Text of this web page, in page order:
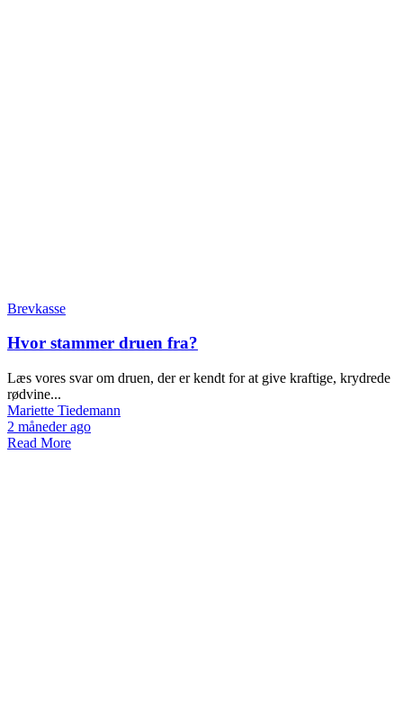
Brevkasse
Hvor stammer druen fra?
Læs vores svar om druen, der er kendt for at give kraftige, krydrede
rødvine...
Mariette Tiedemann
2 måneder ago
Read More